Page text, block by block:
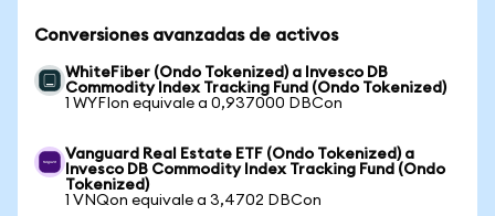
Conversiones avanzadas de activos
WhiteFiber (Ondo Tokenized) a Invesco DB
Commodity Index Tracking Fund (Ondo Tokenized)
1 WYFIon equivale a 0,937000 DBCon
Vanguard Real Estate ETF (Ondo Tokenized) a
Invesco DB Commodity Index Tracking Fund (Ondo
Tokenized)
1 VNQon equivale a 3,4702 DBCon